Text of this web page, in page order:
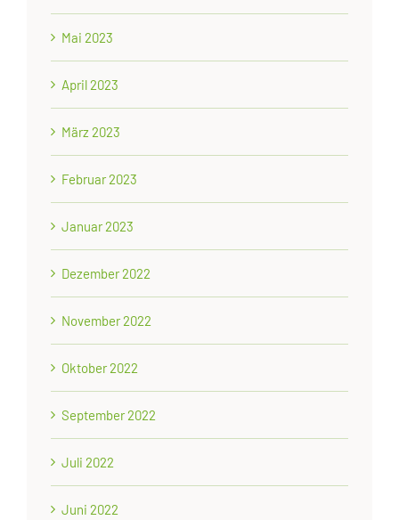
Mai 2023
April 2023
März 2023
Februar 2023
Januar 2023
Dezember 2022
November 2022
Oktober 2022
September 2022
Juli 2022
Juni 2022